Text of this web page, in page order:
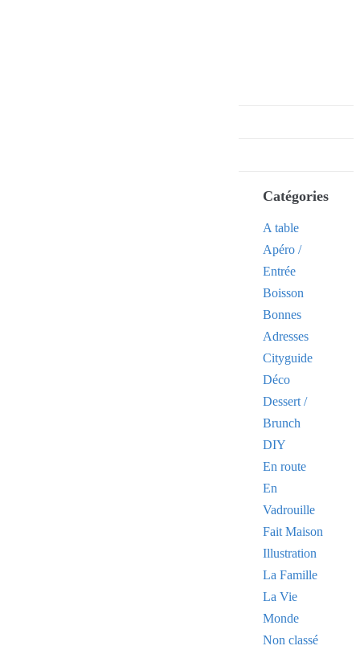
Catégories
A table
Apéro /
Entrée
Boisson
Bonnes
Adresses
Cityguide
Déco
Dessert /
Brunch
DIY
En route
En
Vadrouille
Fait Maison
Illustration
La Famille
La Vie
Monde
Non classé